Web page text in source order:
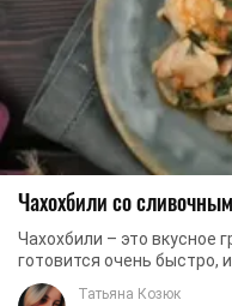
Чахохбили со
Чахохбили – это вкусное
готовится очень быстро,
большому счету, это ничто
Татьяна Козюк